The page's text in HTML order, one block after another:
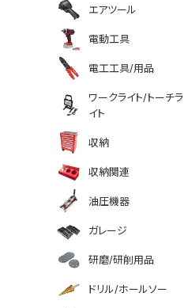
エアツール
電動工具
電工工具/用品
ワークライト/トーチラ
イト
収納
収納関連
油圧機器
ガレージ
研磨/研削用品
ドリル/ホールソー